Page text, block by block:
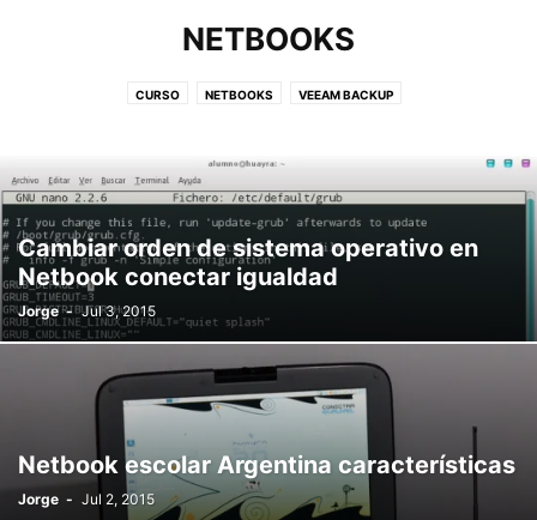
NETBOOKS
CURSO NETBOOKS VEEAM BACKUP
Cambiar orden de sistema operativo en
Netbook conectar igualdad
Jorge - Jul 3, 2015
Netbook escolar Argentina características
Jorge - Jul 2, 2015